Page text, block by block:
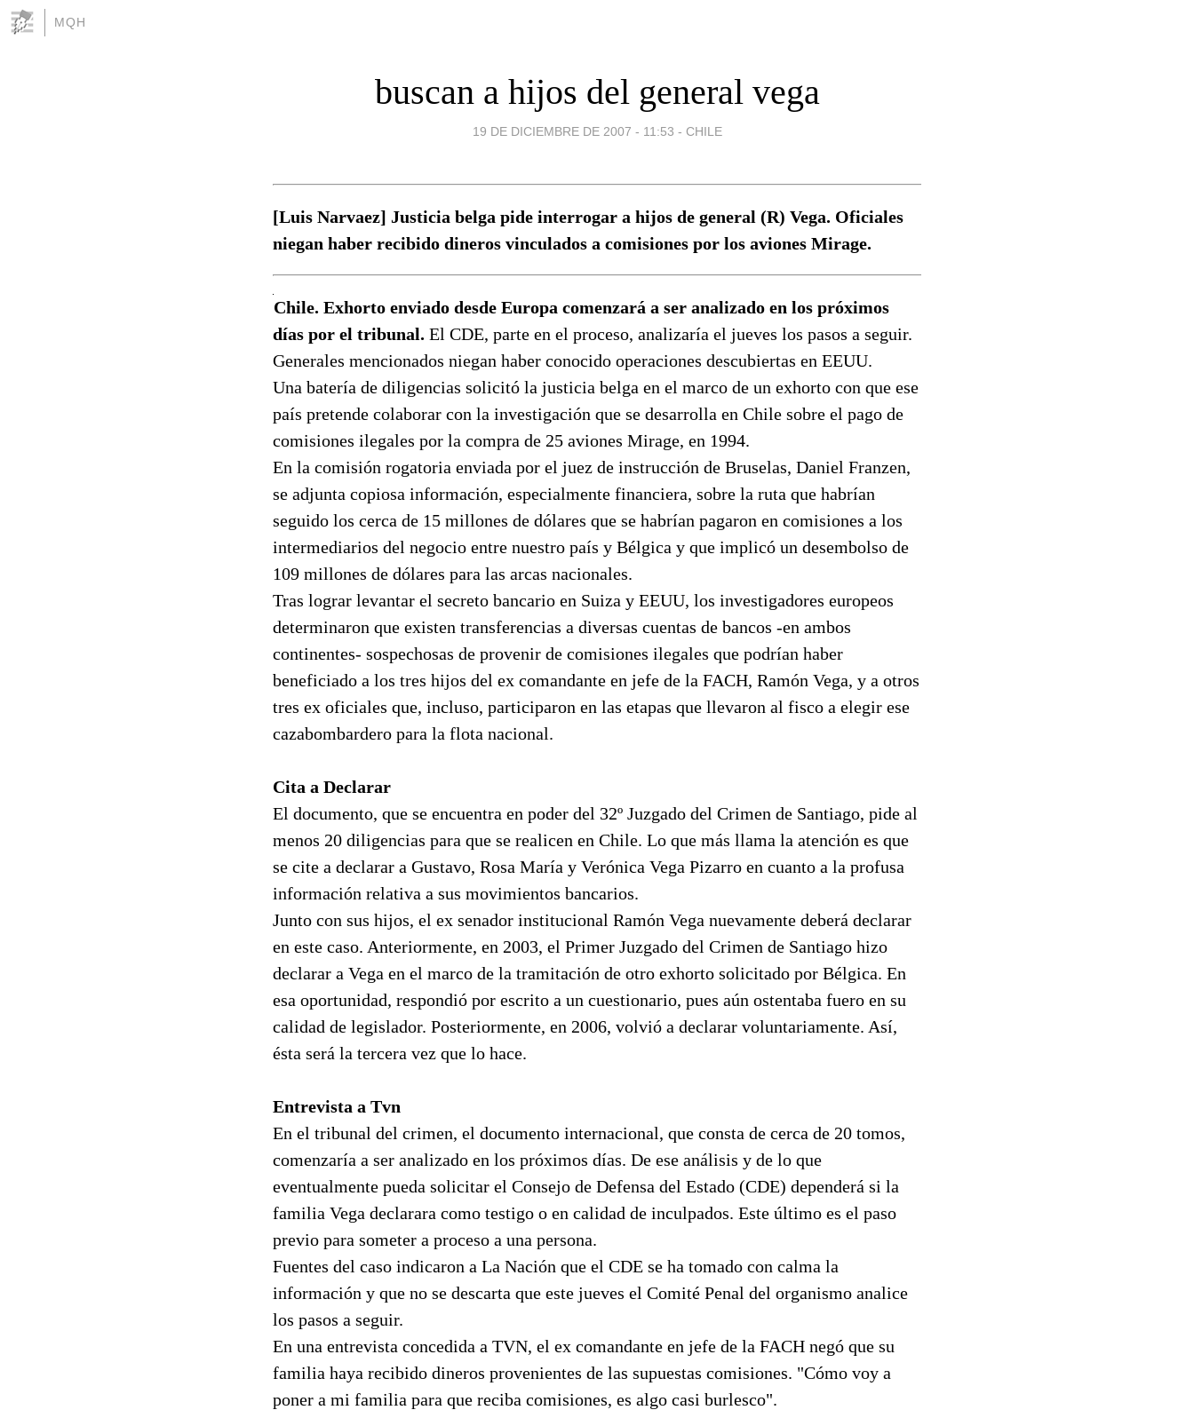
MQH
buscan a hijos del general vega
19 DE DICIEMBRE DE 2007 - 11:53 - CHILE
[Luis Narvaez] Justicia belga pide interrogar a hijos de general (R) Vega. Oficiales
niegan haber recibido dineros vinculados a comisiones por los aviones Mirage.
Chile. Exhorto enviado desde Europa comenzará a ser analizado en los próximos
días por el tribunal. El CDE, parte en el proceso, analizaría el jueves los pasos a seguir.
Generales mencionados niegan haber conocido operaciones descubiertas en EEUU.
Una batería de diligencias solicitó la justicia belga en el marco de un exhorto con que ese
país pretende colaborar con la investigación que se desarrolla en Chile sobre el pago de
comisiones ilegales por la compra de 25 aviones Mirage, en 1994.
En la comisión rogatoria enviada por el juez de instrucción de Bruselas, Daniel Franzen,
se adjunta copiosa información, especialmente financiera, sobre la ruta que habrían
seguido los cerca de 15 millones de dólares que se habrían pagaron en comisiones a los
intermediarios del negocio entre nuestro país y Bélgica y que implicó un desembolso de
109 millones de dólares para las arcas nacionales.
Tras lograr levantar el secreto bancario en Suiza y EEUU, los investigadores europeos
determinaron que existen transferencias a diversas cuentas de bancos -en ambos
continentes- sospechosas de provenir de comisiones ilegales que podrían haber
beneficiado a los tres hijos del ex comandante en jefe de la FACH, Ramón Vega, y a otros
tres ex oficiales que, incluso, participaron en las etapas que llevaron al fisco a elegir ese
cazabombardero para la flota nacional.
Cita a Declarar
El documento, que se encuentra en poder del 32º Juzgado del Crimen de Santiago, pide al
menos 20 diligencias para que se realicen en Chile. Lo que más llama la atención es que
se cite a declarar a Gustavo, Rosa María y Verónica Vega Pizarro en cuanto a la profusa
información relativa a sus movimientos bancarios.
Junto con sus hijos, el ex senador institucional Ramón Vega nuevamente deberá declarar
en este caso. Anteriormente, en 2003, el Primer Juzgado del Crimen de Santiago hizo
declarar a Vega en el marco de la tramitación de otro exhorto solicitado por Bélgica. En
esa oportunidad, respondió por escrito a un cuestionario, pues aún ostentaba fuero en su
calidad de legislador. Posteriormente, en 2006, volvió a declarar voluntariamente. Así,
ésta será la tercera vez que lo hace.
Entrevista a Tvn
En el tribunal del crimen, el documento internacional, que consta de cerca de 20 tomos,
comenzaría a ser analizado en los próximos días. De ese análisis y de lo que
eventualmente pueda solicitar el Consejo de Defensa del Estado (CDE) dependerá si la
familia Vega declarara como testigo o en calidad de inculpados. Este último es el paso
previo para someter a proceso a una persona.
Fuentes del caso indicaron a La Nación que el CDE se ha tomado con calma la
información y que no se descarta que este jueves el Comité Penal del organismo analice
los pasos a seguir.
En una entrevista concedida a TVN, el ex comandante en jefe de la FACH negó que su
familia haya recibido dineros provenientes de las supuestas comisiones. "Cómo voy a
poner a mi familia para que reciba comisiones, es algo casi burlesco".